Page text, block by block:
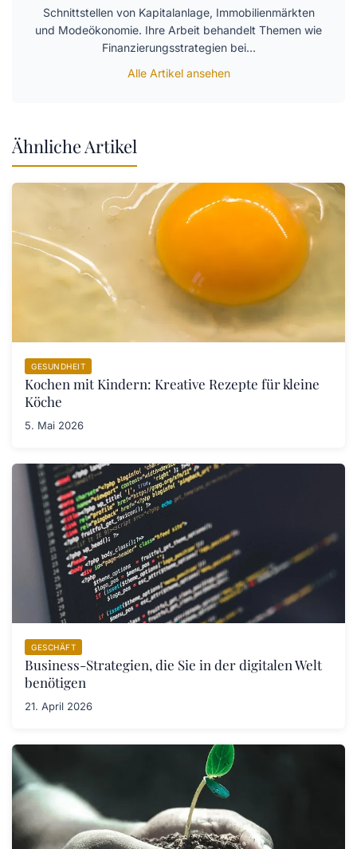
Schnittstellen von Kapitalanlage, Immobilienmärkten
und Modeökonomie. Ihre Arbeit behandelt Themen wie
Finanzierungsstrategien bei…
Alle Artikel ansehen
Ähnliche Artikel
GESUNDHEIT
Kochen mit Kindern: Kreative Rezepte für kleine
Köche
5. Mai 2026
GESCHÄFT
Business-Strategien, die Sie in der digitalen Welt
benötigen
21. April 2026